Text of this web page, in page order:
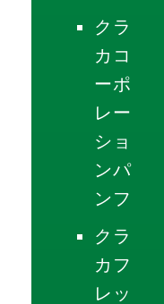
クラ
カコ
ーポ
レー
ショ
ンパ
ンフ
クラ
カフ
レッ